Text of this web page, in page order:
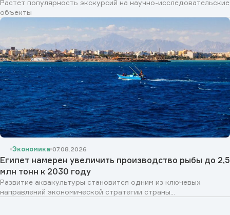
Растет популярность экскурсий на научно-исследовательские
объекты
Экономика 07.08.2026
Египет намерен увеличить производство рыбы до 2,5
млн тонн к 2030 году
Развитие аквакультуры становится одним из ключевых
направлений экономической стратегии страны...